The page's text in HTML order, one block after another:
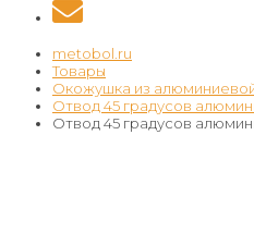
metobol.ru
Товары
Окожушка из
Отвод 45 градусов
Отвод 45 градусов